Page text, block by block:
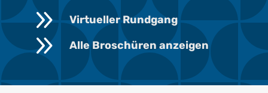
9 Virtueller Rundgang
9 Alle Broschüren anzeigen